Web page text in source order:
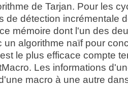
de Tarjan. Pour les
de détection incrémentale
mémoire dont l'un des
un algorithme naïf pour
le plus efficace compte
Les informations
macro à une autre